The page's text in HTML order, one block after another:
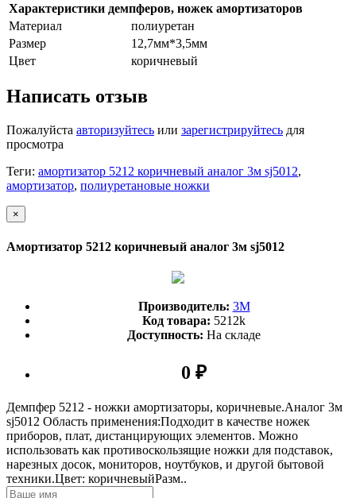
Характеристики демпферов, ножек амортизаторов
Материал
полиуретан
Размер
12,7мм*3,5мм
Цвет
коричневый
Написать отзыв
Пожалуйста авторизуйтесь или зарегистрируйтесь для
просмотра
Теги: амортизатор 5212 коричневый аналог 3м sj5012,
амортизатор, полиуретановые ножки
×
Амортизатор 5212 коричневый аналог 3м sj5012
Производитель: 3М
Код товара: 5212k
Доступность: На складе
0 ₽
Демпфер 5212 - ножки амортизаторы, коричневые.Аналог 3м
sj5012 Область применения:Подходит в качестве ножек
приборов, плат, дистанцирующих элементов. Можно
использовать как противоскользящие ножки для подставок,
нарезных досок, мониторов, ноутбуков, и другой бытовой
техники.Цвет: коричневыйРазм..